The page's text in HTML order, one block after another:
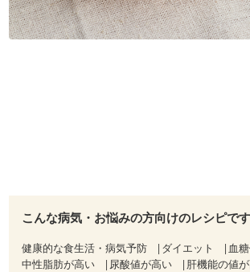
こんな病気・お悩みの方向けのレシピです
健康的な食生活・病気予防 ダイエット 血
中性脂肪が高い
尿酸値が高い 肝機能の値